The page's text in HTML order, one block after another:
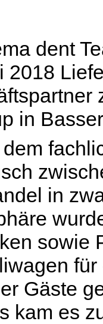
dent
2018
in
in
sowie
Gäste
kam es